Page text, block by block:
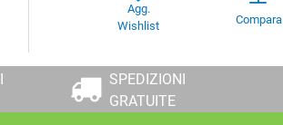
Agg.
Wishlist
Compara
SPEDIZIONI
GRATUITE